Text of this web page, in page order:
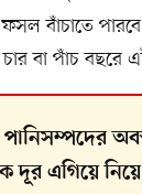
বাঁচাতে পারবে
বা পাঁচ বছরে
দূর এগিয়ে